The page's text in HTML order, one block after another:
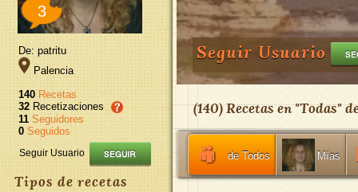
3
De: patritu
Palencia
140 Recetas
32 Recetizaciones
11 Seguidores
0 Seguidos
Seguir Usuario
Tipos de recetas
Seguir Usuario
(140) Recetas en "Todas"
de Todos Mías